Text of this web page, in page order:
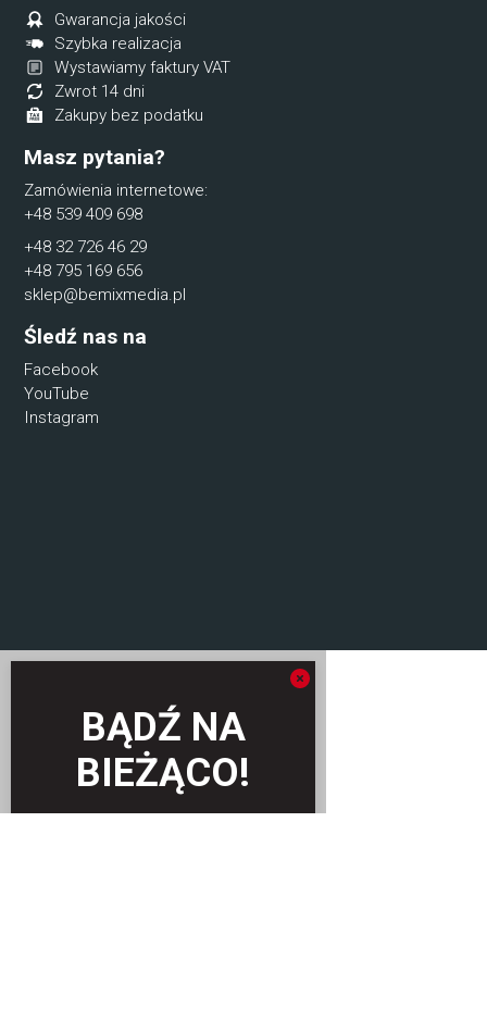
Gwarancja jakości
Szybka realizacja
Wystawiamy faktury VAT
Zwrot 14 dni
Zakupy bez podatku
Masz pytania?
Zamówienia internetowe:
+48 539 409 698
+48 32 726 46 29
+48 795 169 656
sklep@bemixmedia.pl
Śledź nas na
Facebook
YouTube
Instagram